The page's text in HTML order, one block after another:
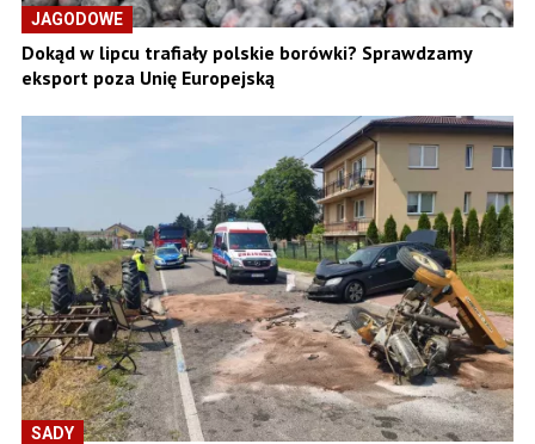
JAGODOWE
Dokąd w lipcu trafiały polskie borówki? Sprawdzamy
eksport poza Unię Europejską
SADY